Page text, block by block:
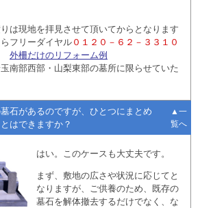
は現地を拝見させて頂いてからとなります
フリーダイヤル ０１２０－６２－３３１０
外柵だけのリフォーム例
玉南部西部・山梨東部の墓所に限らせていた
石があるのですが、ひとつにまとめ
はできますか？
▲一
覧へ
はい。このケースも大丈夫です。
まず、敷地の広さや状況に応じてと
なりますが、ご供養のため、既存の
墓石を解体撤去するだけでなく、な